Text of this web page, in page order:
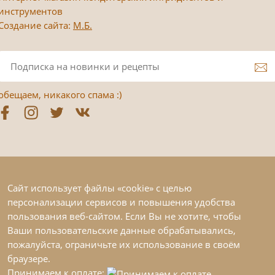
сайта: М.Б.
никакого спама :)
Сайт использует файлы «cookie» с целью
персонализации сервисов и повышения удобства
пользования веб-сайтом. Если Вы не хотите, чтобы
Ваши пользовательские данные обрабатывались,
пожалуйста, ограничьте их использование в своём
браузере.